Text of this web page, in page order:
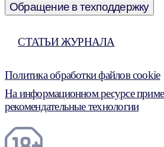
Обращение в техподдержку
СТАТЬИ ЖУРНАЛА
Политика обработки файлов cookie
На информационном ресурсе
рекомендательные технологии